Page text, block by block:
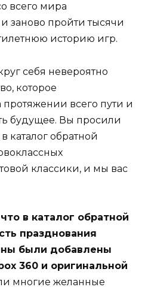
всего мира
заново пройти тысячи
историю игр.
себя невероятно
которое
всего пути и
будущее. Вы просили
каталог обратной
классики, и мы вас
в каталог обратной
празднования
были добавлены
360 и оригинальной
многие желанные